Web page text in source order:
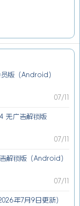
版（Android）
07/11
无广告解锁版
07/11
解锁版（Android）
07/11
年7月9日更新）